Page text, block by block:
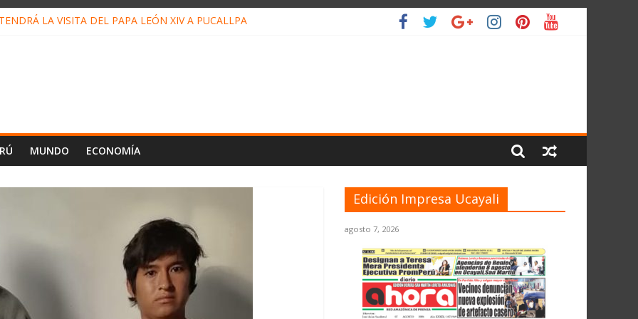
LA VISITA DEL PAPA LEÓN XIV A PUCALLPA
MUNDO ECONOMÍA
Edición Impresa Ucayali
agosto 7, 2026